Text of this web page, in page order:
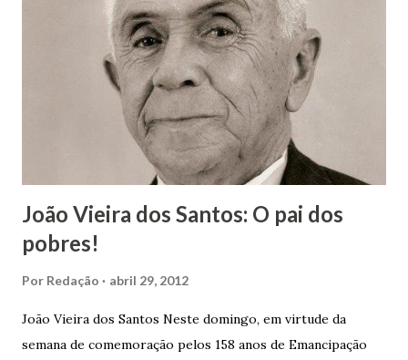
João Vieira dos Santos: O pai dos
pobres!
Por Redação abril 29, 2012
João Vieira dos Santos Neste domingo, em virtude da
semana de comemoração pelos 158 anos de Emancipação